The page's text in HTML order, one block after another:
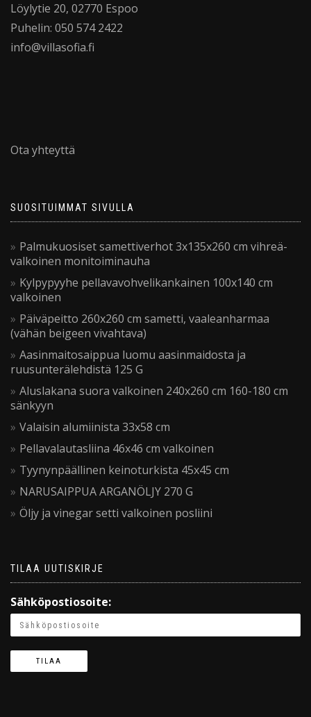
Löylytie 20, 02770 Espoo
Puhelin: 050 574 2422
info@villasofia.fi
Ota yhteyttä
SUOSITUIMMAT SIVULLA
Palmukuosiset samettiverhot 3x135x260 cm vihreä-
valkoinen monitoiminauha
Kylpypyyhe pellavavohvelikankainen 100x140 cm
valkoinen
Päiväpeitto 260x260 cm sametti, vaaleanharmaa
(vähän beigeen vivahtava)
Aasinmaitosaippua luomu aasinmaidosta ja
ruusunterälehdistä 125 G
Aluslakana suora valkoinen 240x260 cm 160-180 cm
sänkyyn
Valaisin alumiinista 33x58 cm
Pellavalautasliina 46x46 cm valkoinen
Tyynynpäällinen keinoturkista 45x45 cm
NARUSAIPPUA ARGANÖLJY 270 G
Öljy ja vinegar setti valkoinen posliini
TILAA UUTISKIRJE
Sähköpostiosoite: